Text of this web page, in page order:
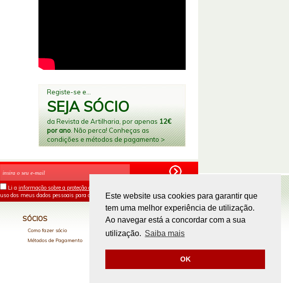
Este website usa cookies para garantir que
tem uma melhor experiência de utilização.
Ao navegar está a concordar com a sua
utilização. Saiba mais
OK
Registe-se e...
SEJA SÓCIO
da Revista de Artilharia, por apenas 12€
por ano. Não perca! Conheças as
condições e métodos de pagamento >
Li a informação sobre a proteção de dados
uso dos meus dados pessoais para os fins mencionados.
SÓCIOS
Como fazer sócio
Métodos de Pagamento
PAGAMENTOS ONLINE